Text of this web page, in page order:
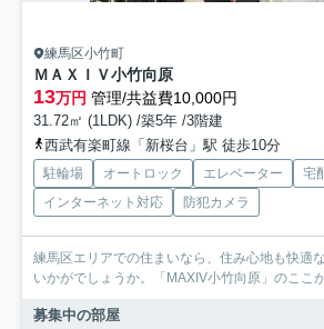
練馬区小竹町
ＭＡＸＩＶ小竹向原
13万円 管理/共益費10,000円
31.72㎡ (1LDK) /築5年 /3階建
西武有楽町線「新桜台」駅 徒歩10分
駐輪場 オートロック エレベーター
宅
インターネット対応
防犯カメラ
練馬区エリアでの住まいなら、住み心地も快適
いかがでしょうか。「MAXIV小竹向原」のここ
募集中の部屋